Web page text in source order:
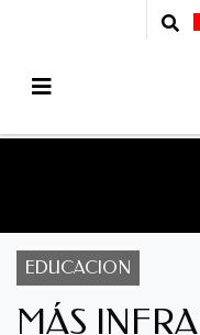
EDUCACION
MÁS